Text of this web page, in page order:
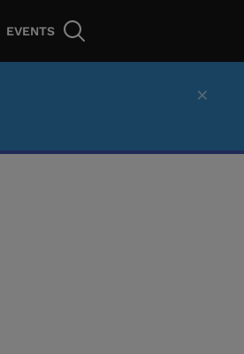
EVENTS
×